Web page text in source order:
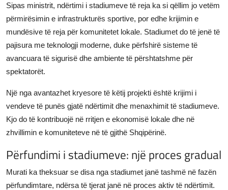
Sipas ministrit, ndërtimi i stadiumeve të reja ka si qëllim jo vetëm
përmirësimin e infrastrukturës sportive, por edhe krijimin e
mundësive të reja për komunitetet lokale. Stadiumet do të jenë të
pajisura me teknologji moderne, duke përfshirë sisteme të
avancuara të sigurisë dhe ambiente të përshtatshme për
spektatorët.
Një nga avantazhet kryesore të këtij projekti është krijimi i
vendeve të punës gjatë ndërtimit dhe menaxhimit të stadiumeve.
Kjo do të kontribuojë në rritjen e ekonomisë lokale dhe në
zhvillimin e komuniteteve në të gjithë Shqipërinë.
Përfundimi i stadiumeve: një proces gradual
Murati ka theksuar se disa nga stadiumet janë tashmë në fazën
përfundimtare, ndërsa të tjerat janë në proces aktiv të ndërtimit.